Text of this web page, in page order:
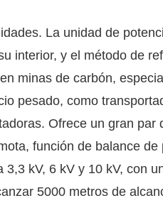
La unidad de
interior, y el método de
minas de carbón,
pesado, como
Ofrece un gran par
función de balance
kV, 6 kV y 10 kV, con
5000 metros de